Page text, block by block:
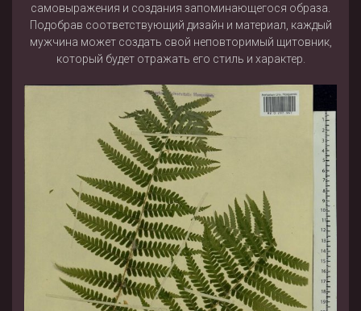
самовыражения и создания запоминающегося образа.
Подобрав соответствующий дизайн и материал, каждый
мужчина может создать свой неповторимый щитовник,
который будет отражать его стиль и характер.